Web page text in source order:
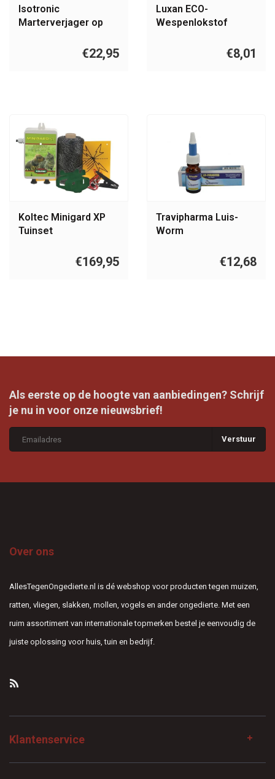
Isotronic
Marterverjager op
€22,95
Luxan ECO-
Wespenlokstof
€8,01
Koltec Minigard XP
Tuinset
€169,95
Travipharma Luis-
Worm
€12,68
Als eerste op de hoogte van aanbiedingen? Schrijf
je nu in voor onze nieuwsbrief!
Verstuur
Over ons
AllesTegenOngedierte.nl is dé webshop voor producten tegen muizen,
ratten, vliegen, slakken, mollen, vogels en ander ongedierte. Met een
ruim assortiment van internationale topmerken bestel je eenvoudig de
juiste oplossing voor huis, tuin en bedrijf.
Klantenservice